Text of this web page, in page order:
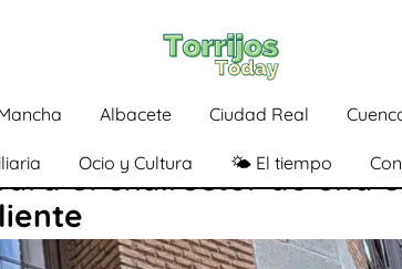
Albacete Ciudad Real
Ocio y Cultura 🌤️ El tiempo
el exdirector de una